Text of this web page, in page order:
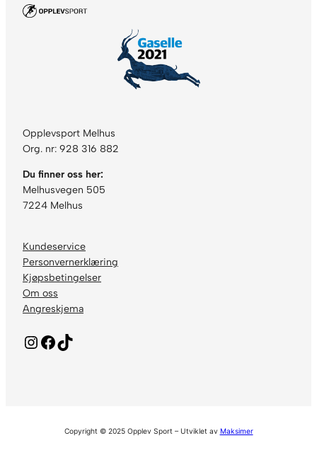
Opplevsport Melhus
Org. nr: 928 316 882
Du finner oss her:
Melhusvegen 505
7224 Melhus
Kundeservice
Personvernerklæring
Kjøpsbetingelser
Om oss
Angreskjema
Instagram Facebook TikTok
Copyright © 2025 Opplev Sport – Utviklet av Maksimer